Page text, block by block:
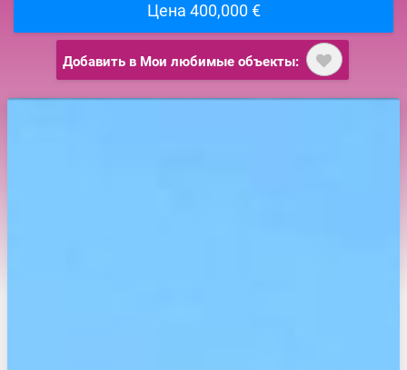
Цена 400,000 €
Добавить в Мои любимые объекты: